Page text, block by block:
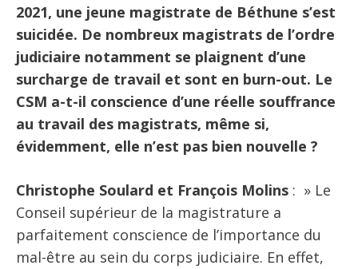
2021, une jeune magistrate de Béthune s’est
suicidée. De nombreux magistrats de l’ordre
judiciaire notamment se plaignent d’une
surcharge de travail et sont en burn-out. Le
CSM a-t-il conscience d’une réelle souffrance
au travail des magistrats, même si,
évidemment, elle n’est pas bien nouvelle ?
Christophe Soulard et François Molins : » Le
Conseil supérieur de la magistrature a
parfaitement conscience de l’importance du
mal-être au sein du corps judiciaire. En effet,